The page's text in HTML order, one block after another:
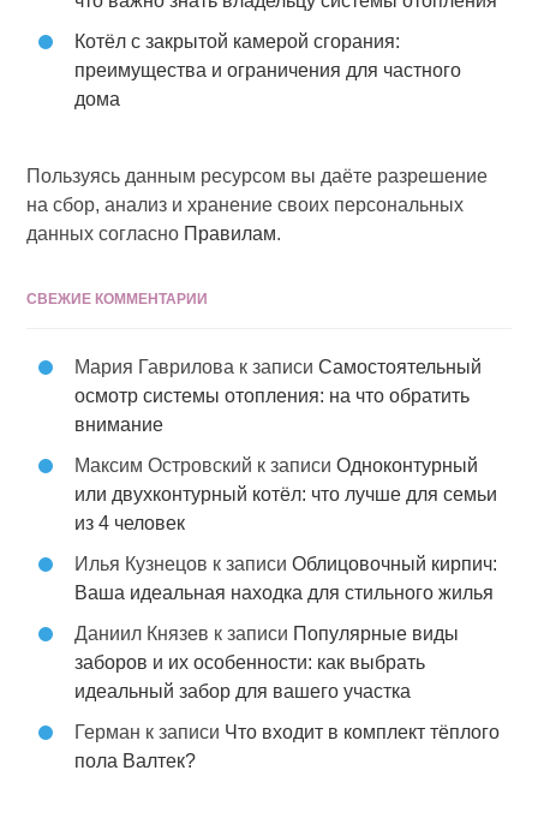
Котёл с закрытой камерой сгорания:
преимущества и ограничения для частного
дома
Пользуясь данным ресурсом вы даёте разрешение
на сбор, анализ и хранение своих персональных
данных согласно Правилам.
СВЕЖИЕ КОММЕНТАРИИ
Мария Гаврилова к записиСамостоятельный
осмотр системы отопления: на что обратить
внимание
Максим Островский к записиОдноконтурный
или двухконтурный котёл: что лучше для семьи
из 4 человек
Илья Кузнецов к записиОблицовочный кирпич:
Ваша идеальная находка для стильного жилья
Даниил Князев к записи Популярные виды
заборов и их особенности: как выбрать
идеальный забор для вашего участка
Герман к записи Что входит в комплект тёплого
пола Валтек?